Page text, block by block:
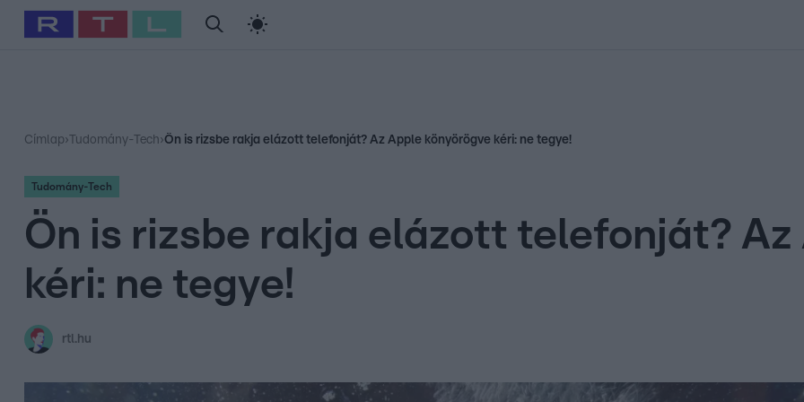
Babits Marcella Szellő István Most Wanted
Címlap› Tudomány-Tech›Ön is rizsbe rakja elázott telefonját? Az Apple könyörögve kéri: ne tegye!
Tudomány-Tech
Ön is rizsbe rakja elázott telefonját?
kéri: ne tegye!
rtl.hu